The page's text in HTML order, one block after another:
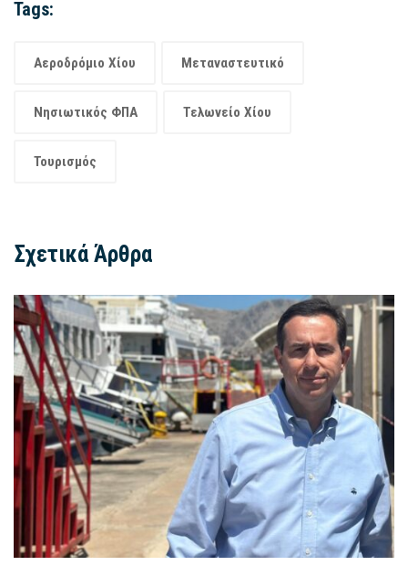
Tags:
Αεροδρόμιο Χίου Μεταναστευτικό
Νησιωτικός ΦΠΑ Τελωνείο Χίου
Τουρισμός
Σχετικά Άρθρα